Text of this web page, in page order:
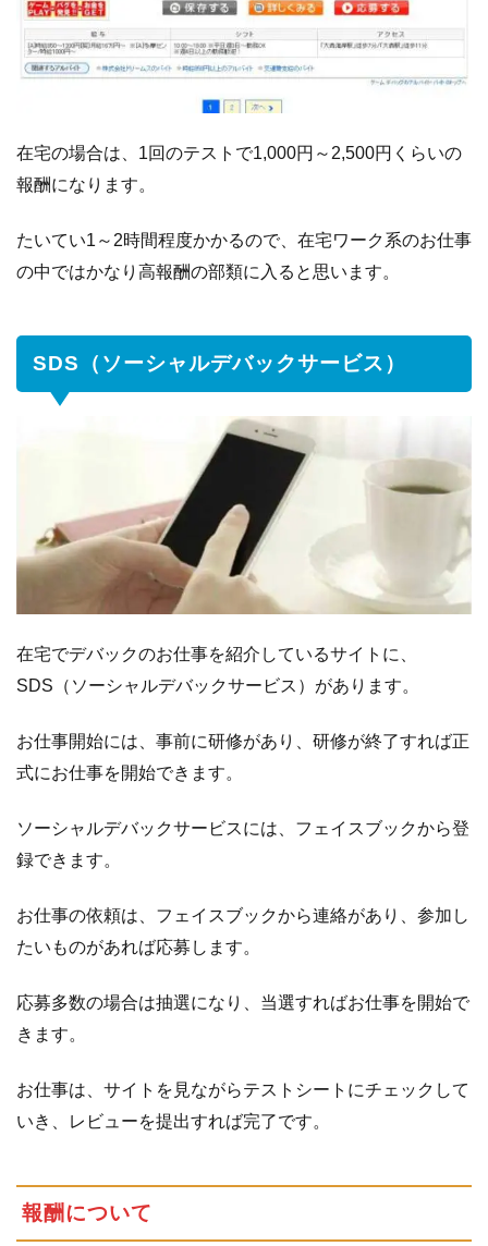
在宅の場合は、1回のテストで1,000円～2,500円くらいの
報酬になります。
たいてい1～2時間程度かかるので、在宅ワーク系のお仕事
の中ではかなり高報酬の部類に入ると思います。
SDS（ソーシャルデバックサービス）
在宅でデバックのお仕事を紹介しているサイトに、
SDS（ソーシャルデバックサービス）があります。
お仕事開始には、事前に研修があり、研修が終了すれば正
式にお仕事を開始できます。
ソーシャルデバックサービスには、フェイスブックから登
録できます。
お仕事の依頼は、フェイスブックから連絡があり、参加し
たいものがあれば応募します。
応募多数の場合は抽選になり、当選すればお仕事を開始で
きます。
お仕事は、サイトを見ながらテストシートにチェックして
いき、レビューを提出すれば完了です。
報酬について